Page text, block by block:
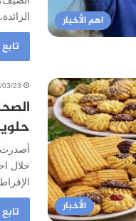
اهم الأخبار
الأخبار
2026/03/23
أصدرت
خلال